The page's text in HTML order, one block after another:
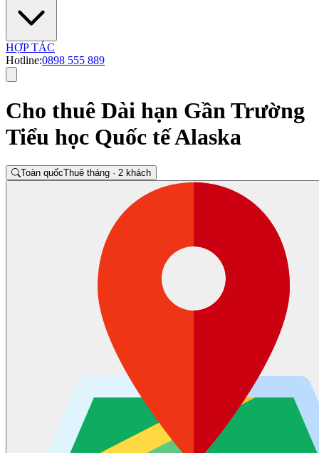
HỢP TÁC
Hotline:0898 555 889
Cho thuê Dài hạn Gần Trường
Tiểu học Quốc tế Alaska
Toàn quốcThuê tháng · 2 khách